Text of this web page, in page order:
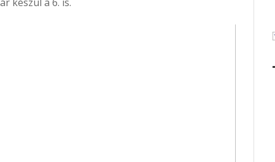
készül a 6. is.